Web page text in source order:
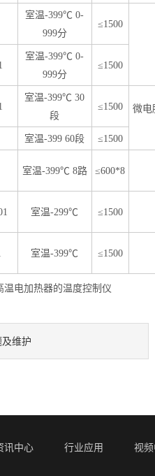
室温-399℃ 0-
999分
≤1500
室温-399℃ 0-
999分
≤1500
室温-399℃ 30
段
≤1500
微电
室温-399 60段 ≤1500
室温-399℃ 8路 ≤600*8
室温-299℃ ≤1500
室温-399℃ ≤1500
电加热器的温度控制仪
维护
讯中心 行业应用 视